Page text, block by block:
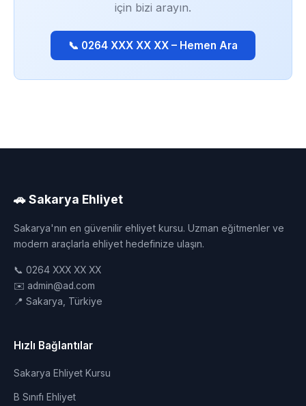
için bizi arayın.
📞 0264 XXX XX XX – Hemen Ara
🚗 Sakarya Ehliyet
Sakarya'nın en güvenilir ehliyet kursu. Uzman eğitmenler ve
modern araçlarla ehliyet hedefinize ulaşın.
📞 0264 XXX XX XX
✉️ admin@ad.com
📍 Sakarya, Türkiye
Hızlı Bağlantılar
Sakarya Ehliyet Kursu
B Sınıfı Ehliyet